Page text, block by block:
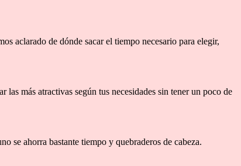
aclarado de dónde sacar el tiempo necesario para elegir,
más atractivas según tus necesidades sin tener un poco de
se ahorra bastante tiempo y quebraderos de cabeza.